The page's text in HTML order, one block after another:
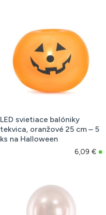
LED svietiace balóniky
tekvica, oranžové 25 cm – 5
ks na Halloween
6,09 €